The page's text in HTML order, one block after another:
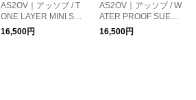
AS2OV｜アッソブ / T
ONE LAYER MINI SH
OULDER / ミニショル
ダー サコッシュ
16,500円
AS2OV｜アッソブ / W
ATER PROOF SUEDE
DRAWSTRING BAG /
巾着 バッグ ショルダ
16,500円